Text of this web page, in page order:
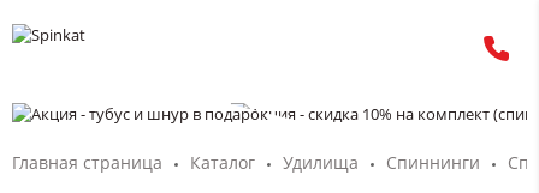
Главная страница Каталог Удилища Спиннинги